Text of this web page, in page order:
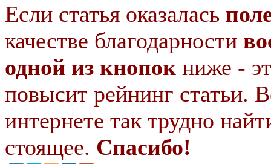
Если статья оказалась
качестве благодарности
одной из кнопок ниже -
повысит рейнинг статьи.
интернете так трудно
стоящее. Спасибо!